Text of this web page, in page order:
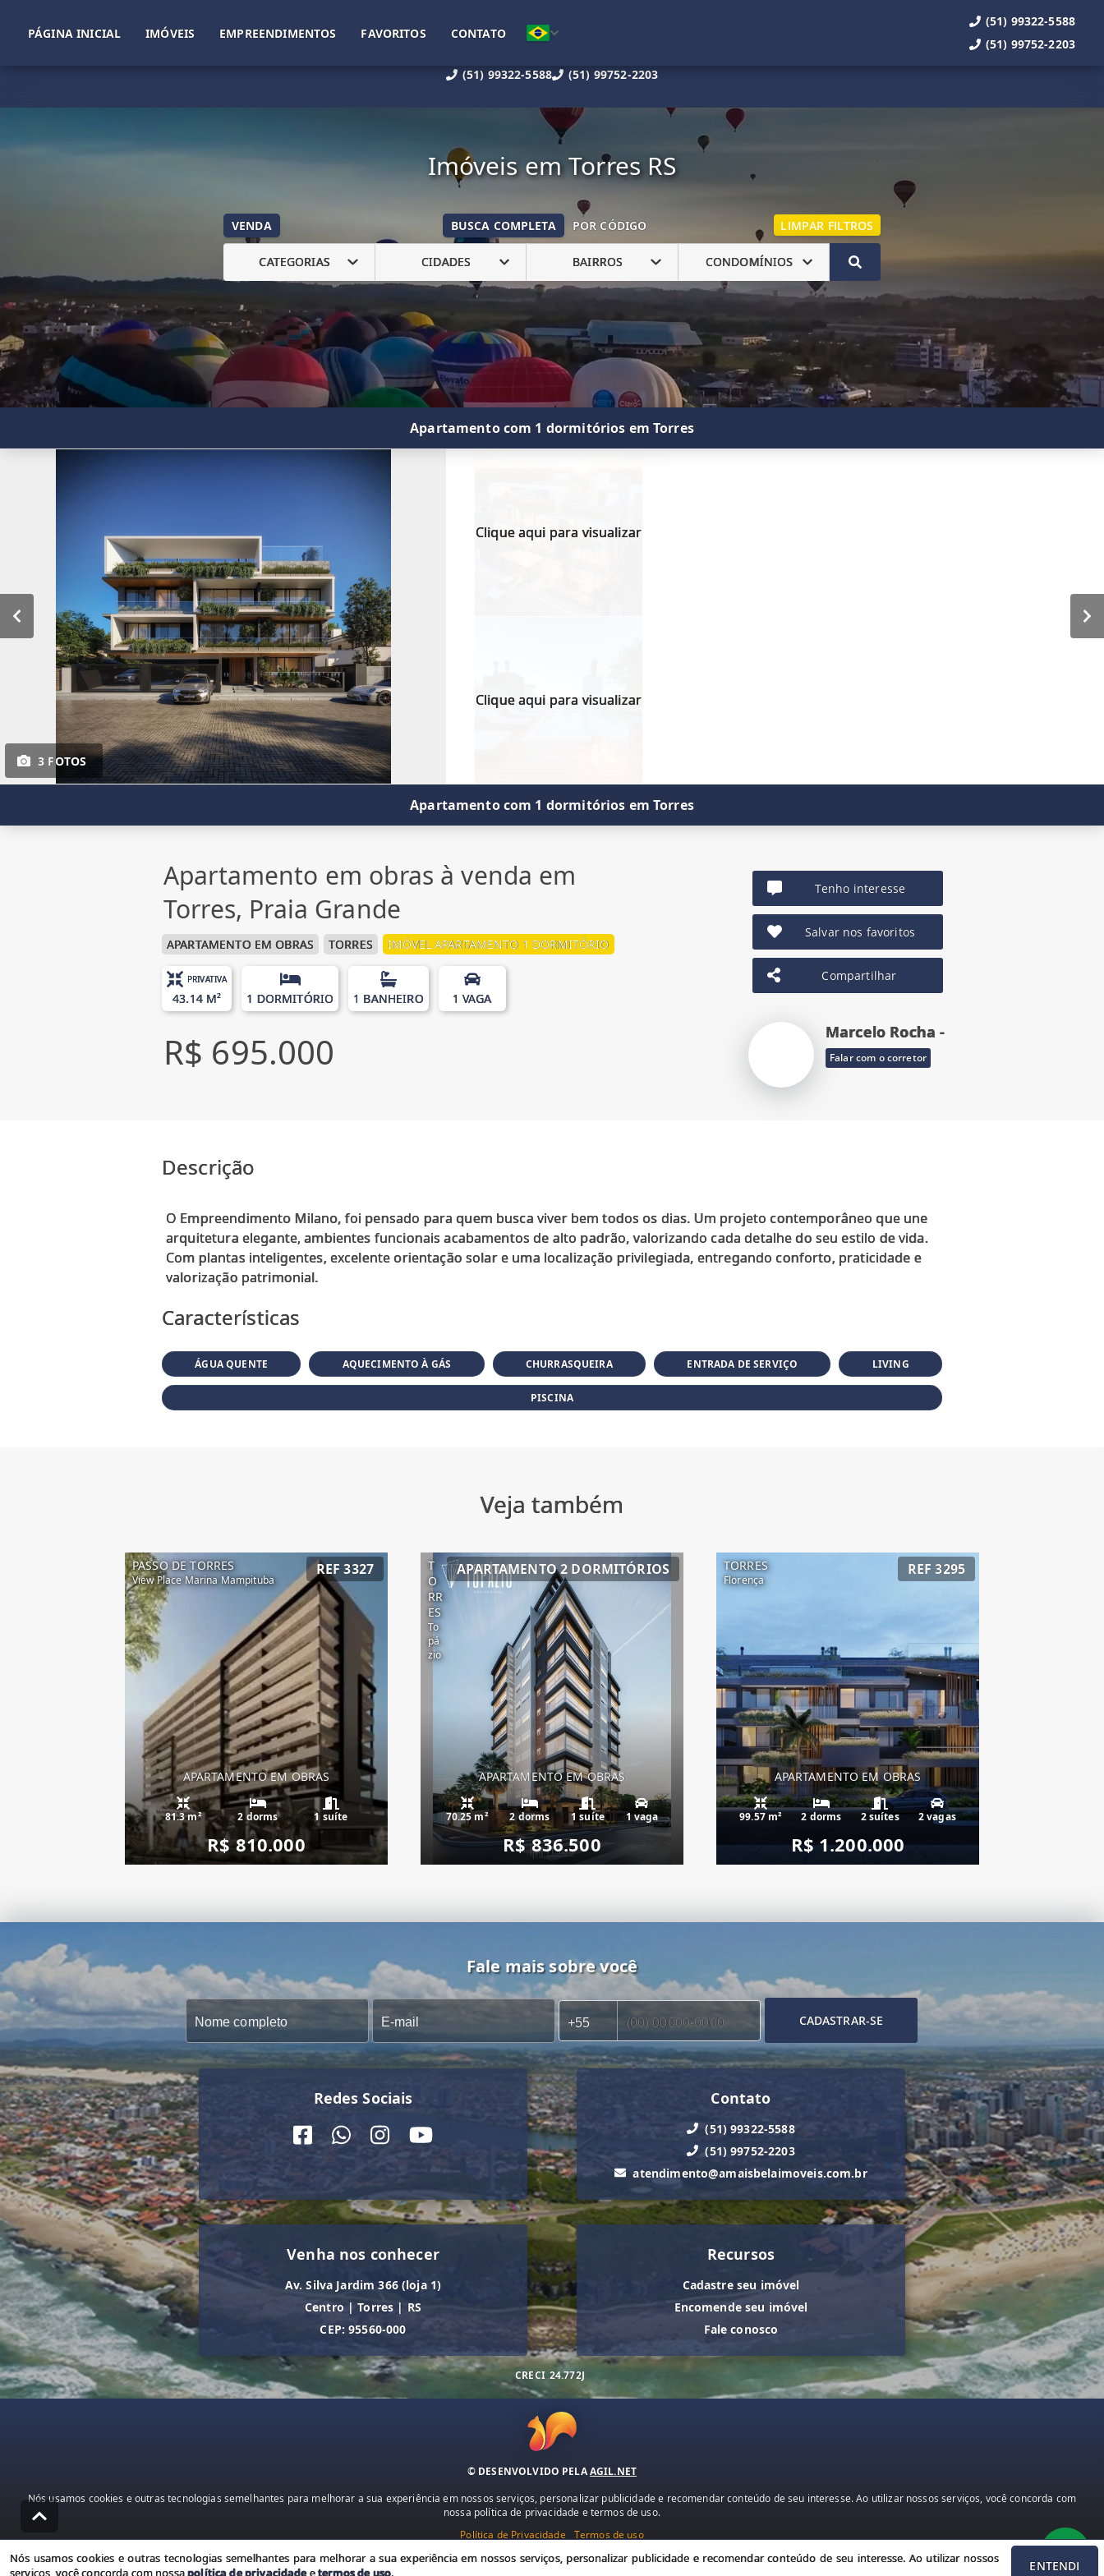
(51) 99322-5588 (51) 99752-2203
PÁGINA INICIAL IMÓVEIS EMPREENDIMENTOS FAVORITOS CONTATO
(51) 99322-5588
(51) 99752-2203
Imóveis em Torres RS
VENDA BUSCA COMPLETA POR CÓDIGO LIMPAR FILTROS
CATEGORIAS CIDADES BAIRROS CONDOMÍNIOS
Apartamento com 1 dormitórios em Torres
3 FOTOS
Clique aqui para visualizar
Clique aqui para visualizar
Apartamento com 1 dormitórios em Torres
Apartamento em obras à venda em
Torres, Praia Grande
APARTAMENTO EM OBRAS TORRES IMÓVEL APARTAMENTO 1 DORMITÓRIO
PRIVATIVA
43.14 M² 1 DORMITÓRIO 1 BANHEIRO 1 VAGA
R$ 695.000
Tenho interesse
Salvar nos favoritos
Compartilhar
Marcelo Rocha -
Falar com o corretor
Descrição
O Empreendimento Milano, foi pensado para quem busca viver bem todos os dias. Um projeto contemporâneo que une
arquitetura elegante, ambientes funcionais acabamentos de alto padrão, valorizando cada detalhe do seu estilo de vida.
Com plantas inteligentes, excelente orientação solar e uma localização privilegiada, entregando conforto, praticidade e
Características
ÁGUA QUENTE AQUECIMENTO À GÁS CHURRASQUEIRA ENTRADA DE SERVIÇO LIVING
PISCINA
Veja também
PASSO DE TORRES
View Place Marina Mampituba
REF 3327
APARTAMENTO EM OBRAS
81.3 m² 2 dorms 1 suíte
R$ 810.000
T
O
RR
ES
To
pá
zio
APARTAMENTO 2 DORMITÓRIOS
APARTAMENTO EM OBRAS
70.25 m² 2 dorms 1 suíte 1 vaga
R$ 836.500
TORRES
Florença
REF 3295
APARTAMENTO EM OBRAS
99.57 m² 2 dorms 2 suítes 2 vagas
R$ 1.200.000
Fale mais sobre você
CADASTRAR-SE
Redes Sociais Contato
(51) 99322-5588
(51) 99752-2203
atendimento@amaisbelaimoveis.com.br
Venha nos conhecer
Av. Silva Jardim 366 (loja 1)
Centro | Torres | RS
CEP: 95560-000
Recursos
Cadastre seu imóvel
Encomende seu imóvel
Fale conosco
CRECI 24.772J
© DESENVOLVIDO PELAAGIL.NET
Nós usamos cookies e outras tecnologias semelhantes para melhorar a sua experiência em nossos serviços, personalizar publicidade e recomendar conteúdo de seu interesse. Ao utilizar nossos serviços, você concorda com
nossa política de privacidade e termos de uso.
Política de Privacidade
Termos de uso
Nós usamos cookies e outras tecnologias semelhantes para melhorar a sua experiência em nossos serviços, personalizar publicidade e recomendar conteúdo de seu interesse. Ao utilizar nossos
serviços, você concorda com nossapolítica de privacidadeetermos de uso. ENTENDI